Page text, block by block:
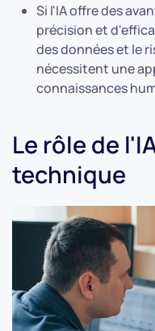
Si l'IA offre des
précision et
des données et le
nécessitent une
connaissances
Le rôle de
technique